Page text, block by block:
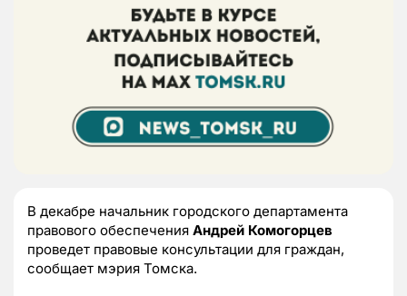
В декабре начальник городского департамента
правового обеспечения Андрей Комогорцев
проведет правовые консультации для граждан,
сообщает мэрия Томска.